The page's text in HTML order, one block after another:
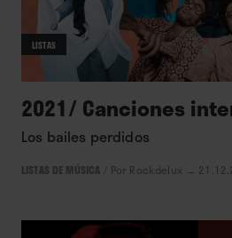
LISTAS
2021/ Canciones
Los bailes perdidos
LISTAS DE MÚSICA Por Rockdelux →